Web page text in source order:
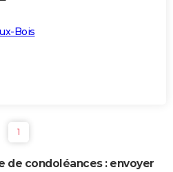
Bois
1
de condoléances : envoyer